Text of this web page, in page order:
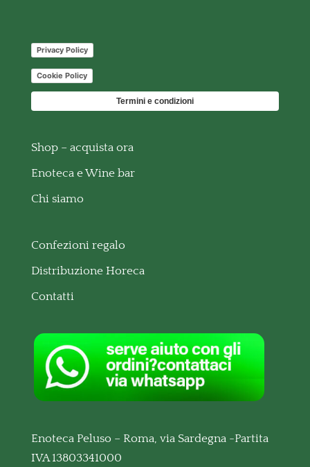
Privacy Policy
Cookie Policy
Termini e condizioni
Shop – acquista ora
Enoteca e Wine bar
Chi siamo
Confezioni regalo
Distribuzione Horeca
Contatti
Enoteca Peluso – Roma, via Sardegna -Partita
IVA 13803341000